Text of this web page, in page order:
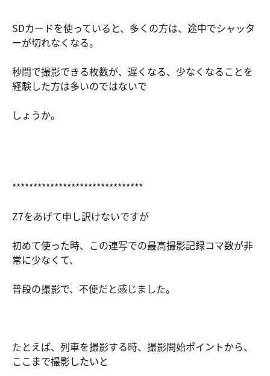
SDカードを使っていると、多くの方は、途中でシャッタ
ーが切れなくなる。
秒間で撮影できる枚数が、遅くなる、少なくなることを
経験した方は多いのではないで
しょうか。
*******************************
Z7をあげて申し訳けないですが
初めて使った時、この連写での最高撮影記録コマ数が非
常に少なくて、
普段の撮影で、不便だと感じました。
たとえば、列車を撮影する時、撮影開始ポイントから、
ここまで撮影したいと